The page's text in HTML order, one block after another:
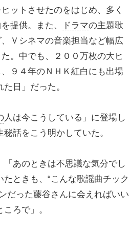
ットさせたのをはじめ、多く
提供。また、
ドラマの主題歌
Ｖシネマの音楽担当など幅広
。中でも、２００万枚の大ヒ
９４年のＮＨＫ紅白にも出場
日」だった。
人は今こうしている」に登場し
話をこう明かしていた。
あのときは不思議な気分でし
ときも、“こんな歌謡曲チック
だった藤谷さんに会えればいい
ろで」。